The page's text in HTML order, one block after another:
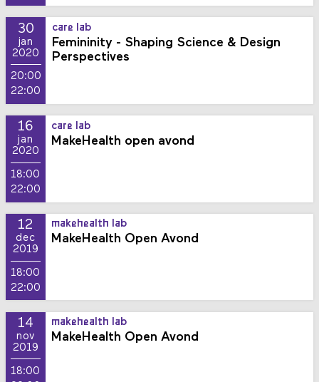
30
jan
2020
20:00
22:00
care lab
Femininity - Shaping Science & Design
Perspectives
16
jan
2020
18:00
22:00
care lab
MakeHealth open avond
12
dec
2019
18:00
22:00
makehealth lab
MakeHealth Open Avond
14
nov
2019
18:00
makehealth lab
MakeHealth Open Avond